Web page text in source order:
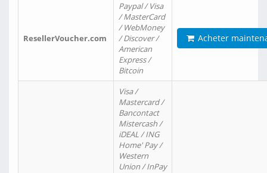
ResellerVoucher.com
Paypal / Visa
/ MasterCard
/ WebMoney
/ Discover /
American
Express /
Bitcoin
Acheter
Visa /
Mastercard /
Bancontact
Mistercash /
iDEAL / ING
Home' Pay /
Western
Union / InPay